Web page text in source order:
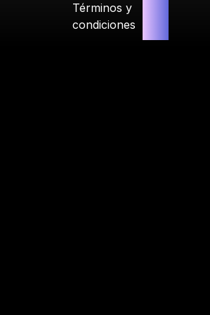
Términos y
condiciones